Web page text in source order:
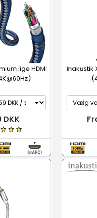
lige HDMI
DKK
Inakustik